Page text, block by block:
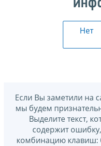
Нет
Если Вы заметили на
мы будем
Выделите текст,
содержит
комбинацию клавиш: